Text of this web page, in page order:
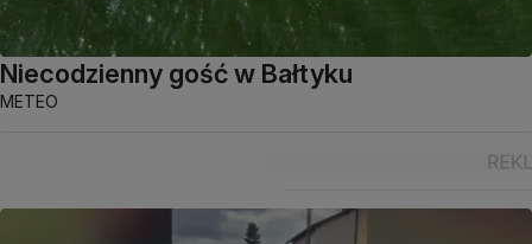
Niecodzienny gość w Bałtyku
METEO